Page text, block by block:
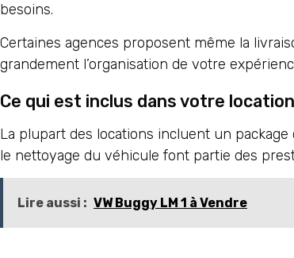
besoins.
Certaines agences proposent même la
grandement l’organisation de votre
Ce qui est inclus dans votre
La plupart des locations incluent un
le nettoyage du véhicule font partie des
Lire aussi : VW Buggy LM 1 à Vendre